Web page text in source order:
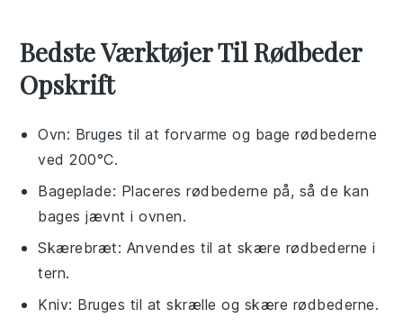
Bedste Værktøjer Til Rødbeder
Opskrift
Ovn: Bruges til at forvarme og bage rødbederne
ved 200°C.
Bageplade: Placeres rødbederne på, så de kan
bages jævnt i ovnen.
Skærebræt: Anvendes til at skære rødbederne i
tern.
Kniv: Bruges til at skrælle og skære rødbederne.